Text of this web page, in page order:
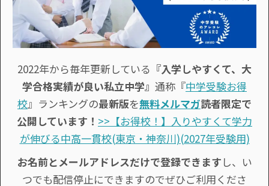
2022年から毎年更新している 『入学しやすくて、大
学合格実績が良い私立中学』 通称『中学受験お得
校』ランキングの最新版を無料メルマガ読者限定で
公開しています！ >>【お得校！】入りやすくて学力
が伸びる中高一貫校(東京・神奈川)(2027年受験用)
お名前とメールアドレスだけで登録できます し、い
つでも配信停止にできますのでぜひご利用くださ